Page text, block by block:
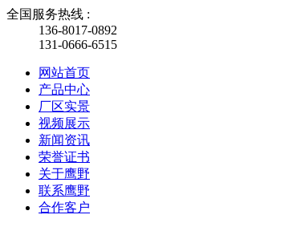
全国服务热线 :
136-8017-0892
131-0666-6515
网站首页
产品中心
厂区实景
视频展示
新闻资讯
荣誉证书
关于鹰野
联系鹰野
合作客户